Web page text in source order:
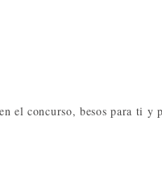
el concurso, besos para ti y